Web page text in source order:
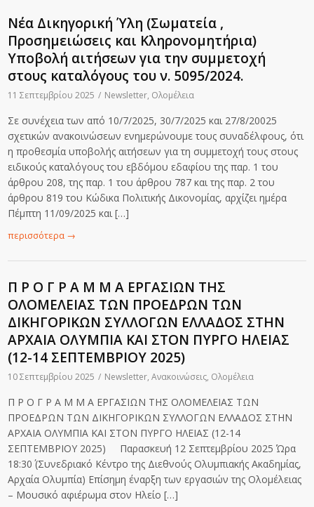
Νέα Δικηγορική Ύλη (Σωματεία ,
Προσημειώσεις και Κληρονομητήρια)
Υποβολή αιτήσεων για την συμμετοχή
στους καταλόγους του ν. 5095/2024.
11 Σεπτεμβρίου 2025 / Newsletter, Ολομέλεια
Σε συνέχεια των από 10/7/2025, 30/7/2025 και 27/8/20025
σχετικών ανακοινώσεων ενημερώνουμε τους συναδέλφους, ότι
η προθεσμία υποβολής αιτήσεων για τη συμμετοχή τους στους
ειδικούς καταλόγους του εβδόμου εδαφίου της παρ. 1 του
άρθρου 208, της παρ. 1 του άρθρου 787 και της παρ. 2 του
άρθρου 819 του Κώδικα Πολιτικής Δικονομίας, αρχίζει ημέρα
Πέμπτη 11/09/2025 και […]
περισσότερα →
Π Ρ Ο Γ Ρ Α Μ Μ Α ΕΡΓΑΣΙΩΝ ΤΗΣ
ΟΛΟΜΕΛΕΙΑΣ ΤΩΝ ΠΡΟΕΔΡΩΝ ΤΩΝ
ΔΙΚΗΓΟΡΙΚΩΝ ΣΥΛΛΟΓΩΝ ΕΛΛΑΔΟΣ ΣΤΗΝ
ΑΡΧΑΙΑ ΟΛΥΜΠΙΑ ΚΑΙ ΣΤΟΝ ΠΥΡΓΟ ΗΛΕΙΑΣ
(12-14 ΣΕΠΤΕΜΒΡΙΟΥ 2025)
10 Σεπτεμβρίου 2025 / Newsletter,Ανακοινώσεις, Ολομέλεια
Π Ρ Ο Γ Ρ Α Μ Μ Α ΕΡΓΑΣΙΩΝ ΤΗΣ ΟΛΟΜΕΛΕΙΑΣ ΤΩΝ
ΠΡΟΕΔΡΩΝ ΤΩΝ ΔΙΚΗΓΟΡΙΚΩΝ ΣΥΛΛΟΓΩΝ ΕΛΛΑΔΟΣ ΣΤΗΝ
ΑΡΧΑΙΑ ΟΛΥΜΠΙΑ ΚΑΙ ΣΤΟΝ ΠΥΡΓΟ ΗΛΕΙΑΣ (12-14
ΣΕΠΤΕΜΒΡΙΟΥ 2025) Παρασκευή 12 Σεπτεμβρίου 2025 Ώρα
18:30΄ (Συνεδριακό Κέντρο της Διεθνούς Ολυμπιακής Ακαδημίας,
Αρχαία Ολυμπία) Επίσημη έναρξη των εργασιών της Ολομέλειας
– Μουσικό αφιέρωμα στον Ηλείο […]